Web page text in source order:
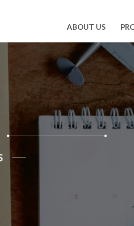
ABOUT US